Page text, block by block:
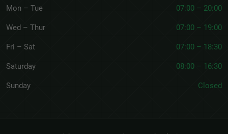
Mon – Tue 07:00 – 20:00
Wed – Thur 07:00 – 19:00
Fri – Sat 07:00 – 18:30
Saturday 08:00 – 16:30
Sunday Closed